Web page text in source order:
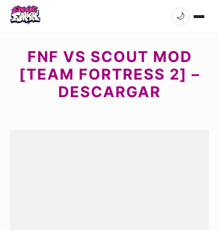
🌙
FNF VS SCOUT MOD
[TEAM FORTRESS 2] –
DESCARGAR